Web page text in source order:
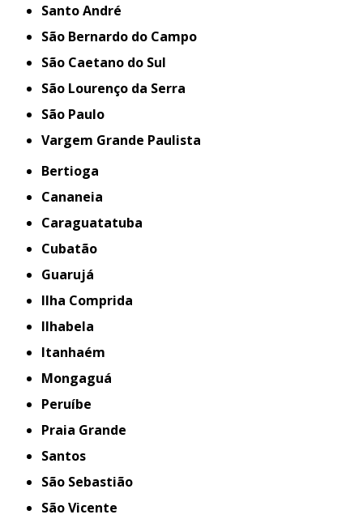
Santo André
São Bernardo do Campo
São Caetano do Sul
São Lourenço da Serra
São Paulo
Vargem Grande Paulista
Bertioga
Cananeia
Caraguatatuba
Cubatão
Guarujá
Ilha Comprida
Ilhabela
Itanhaém
Mongaguá
Peruíbe
Praia Grande
Santos
São Sebastião
São Vicente